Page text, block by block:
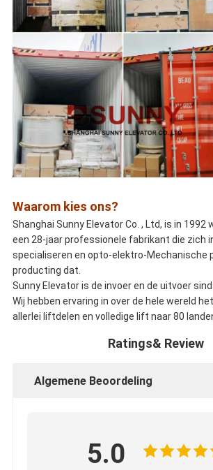
Waarom kies ons?
Shanghai Sunny Elevator Co. , Ltd, is in 1992
een 28-jaar professionele fabrikant die zich
specialiseren en opto-elektro-Mechanische
producting dat.
Sunny Elevator is de invoer en de uitvoer
Wij hebben ervaring in over de hele wereld
allerlei liftdelen en volledige lift naar 80
Ratings& Review
Algemene Beoordeling
5.0